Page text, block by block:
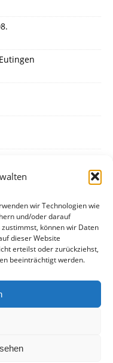
wir Technologien wie
und/oder darauf
können wir Daten
dieser Website
erteilst oder zurückziehst,
beeinträchtigt werden.